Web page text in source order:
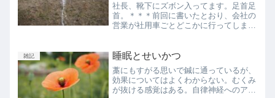
社長、靴下にズボン入ってます。足首足
首。＊＊＊前回に書いたとおり、会社の
営業が社用車ごとどこかに行ってしまっ
をｼｬﾁｮに運転させて、助手席でただた
だ喋って過ごしている。...
雑記 睡眠とせいかつ
藁にもすがる思いで鍼に通っているが、
効果についてはよくわからない。むくみ
が抜ける感覚はある。自律神経へのアプ